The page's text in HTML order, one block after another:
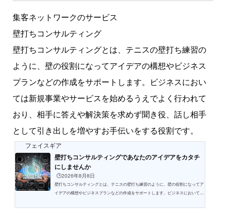
考えの方、現状より好条件をお探しの方など是非代理店制...
集客ネットワークのサービス
壁打ちコンサルティング
壁打ちコンサルティングとは、テニスの壁打ち練習の
ように、壁の役割になってアイデアの構想やビジネス
プランなどの作成をサポートします。ビジネスにおい
ては新規事業やサービスを始めるうえでよく行われて
おり、相手に答えや解決策を求めず聞き役、話し相手
として引き出しを増やすお手伝いをする役割です。
フェイスギア
壁打ちコンサルティングであなたのアイデアをカタチ
にしませんか
🕒️2026年8月8日
壁打ちコンサルティングとは、テニスの壁打ち練習のように、壁の役割になってア
イデアの構想やビジネスプランなどの作成をサポートします。ビジネスにおいては